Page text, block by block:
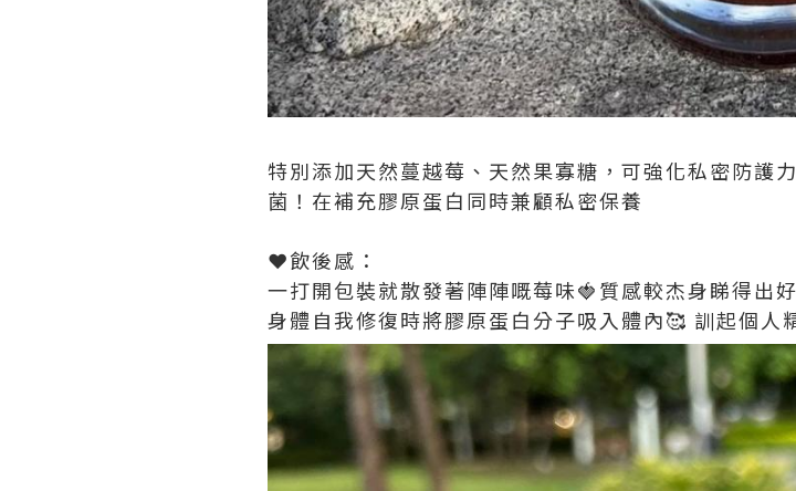
特別添加天然蔓越莓、天然果寡糖，可強化私密防護
菌！在補充膠原蛋白同時兼顧私密保養
❤️飲後感：
一打開包裝就散發著陣陣嘅莓味🍓質感較杰身睇得出
身體自我修復時將膠原蛋白分子吸入體內🥰 訓起個人